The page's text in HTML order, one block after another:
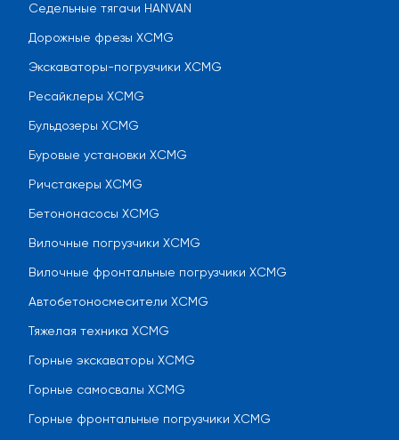
Седельные тягачи HANVAN
Дорожные фрезы XCMG
Экскаваторы-погрузчики XCMG
Ресайклеры XCMG
Бульдозеры XCMG
Буровые установки XCMG
Ричстакеры XCMG
Бетононасосы XCMG
Вилочные погрузчики XCMG
Вилочные фронтальные погрузчики XCMG
Автобетоносмесители XCMG
Тяжелая техника XCMG
Горные экскаваторы XCMG
Горные самосвалы XCMG
Горные фронтальные погрузчики XCMG